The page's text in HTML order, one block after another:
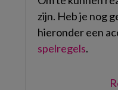
zijn. Heb je nog
hieronder een
spelregels.